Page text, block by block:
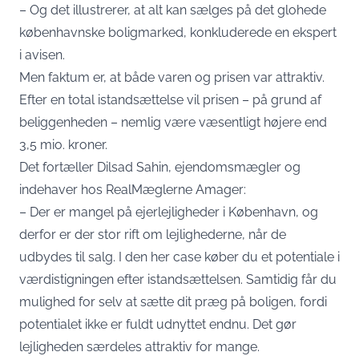
– Og det illustrerer, at alt kan sælges på det glohede
københavnske boligmarked, konkluderede en ekspert
i avisen.
Men faktum er, at både varen og prisen var attraktiv.
Efter en total istandsættelse vil prisen – på grund af
beliggenheden – nemlig være væsentligt højere end
3,5 mio. kroner.
Det fortæller Dilsad Sahin, ejendomsmægler og
indehaver hos RealMæglerne Amager:
– Der er mangel på ejerlejligheder i København, og
derfor er der stor rift om lejlighederne, når de
udbydes til salg. I den her case køber du et potentiale i
værdistigningen efter istandsættelsen. Samtidig får du
mulighed for selv at sætte dit præg på boligen, fordi
potentialet ikke er fuldt udnyttet endnu. Det gør
lejligheden særdeles attraktiv for mange.